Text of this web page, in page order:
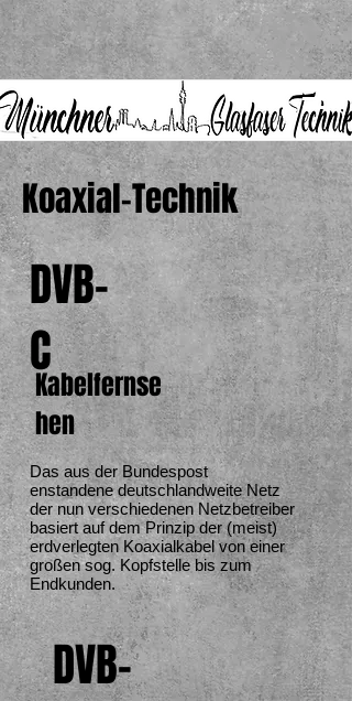
Koaxial-Technik
DVB-
C
Kabelfernse
hen
Das aus der Bundespost
enstandene deutschlandweite Netz
der nun verschiedenen Netzbetreiber
basiert auf dem Prinzip der (meist)
erdverlegten Koaxialkabel von einer
großen sog. Kopfstelle bis zum
Endkunden.
DVB-